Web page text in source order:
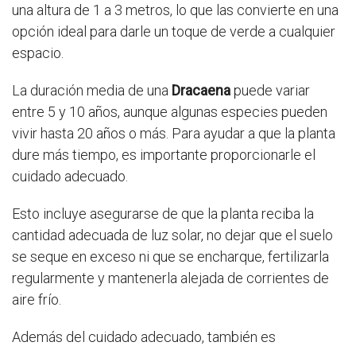
una altura de 1 a 3 metros, lo que las convierte en una
opción ideal para darle un toque de verde a cualquier
espacio.
La duración media de una Dracaenapuede variar
entre 5 y 10 años, aunque algunas especies pueden
vivir hasta 20 años o más. Para ayudar a que la planta
dure más tiempo, es importante proporcionarle el
cuidado adecuado.
Esto incluye asegurarse de que la planta reciba la
cantidad adecuada de luz solar, no dejar que el suelo
se seque en exceso ni que se encharque, fertilizarla
regularmente y mantenerla alejada de corrientes de
aire frío.
Además del cuidado adecuado, también es